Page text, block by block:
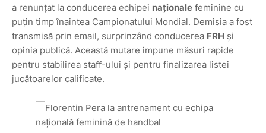
a renunțat la conducerea echipei naționale feminine cu
puțin timp înaintea Campionatului Mondial. Demisia a fost
transmisă prin email, surprinzând conducerea FRH și
opinia publică. Această mutare impune măsuri rapide
pentru stabilirea staff-ului și pentru finalizarea listei
jucătoarelor calificate.